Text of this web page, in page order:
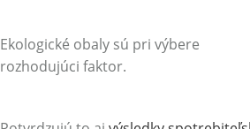
Ekologické obaly sú pri výbere
rozhodujúci faktor.